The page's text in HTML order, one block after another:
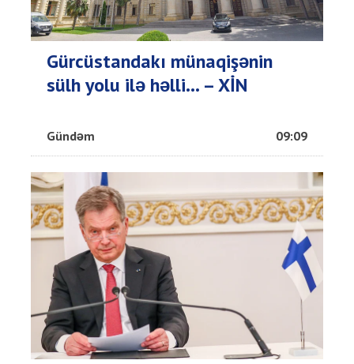
Gürcüstandakı münaqişənin
sülh yolu ilə həlli... – XİN
Gündəm 09:09